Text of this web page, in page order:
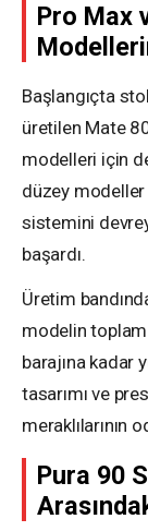
Pro Max
Başlangıçta
üretilen Mate
modelleri için
düzey
sistemini
başardı.
Üretim
modelin
barajına kadar
tasarımı ve
meraklılarının
Pura 90